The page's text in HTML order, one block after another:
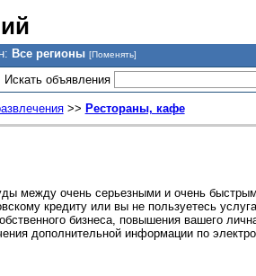
Все регионы [Поменять]
Искать объявления
>> Рестораны, кафе
между очень серьезными и очень
кредиту или вы не пользуетесь
бизнеса, повышения вашего
дополнительной информации по